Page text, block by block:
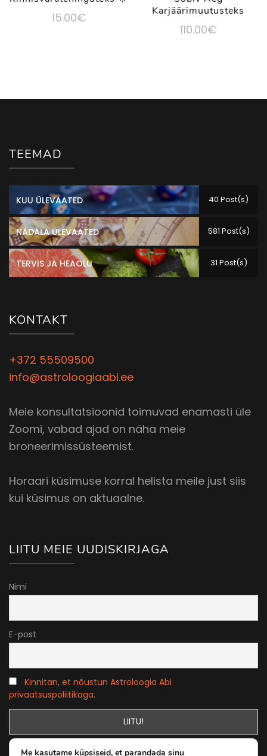
15.00€
Karjäärimuutusteks
110.00€
TEEMAD
KUU ÜLEVAATED 40 Post(s)
NÄDALA ÜLEVAATED 581 Post(s)
TERVIS JA HEAOLU 31 Post(s)
KONTAKT
+372 55509500
info@astroloogiaabi.ee
Meie konsultatsioonid toimuvad enamasti üle
Zoomi, vabad ajad on näha meie
broneerimissüsteemist.
Horaari küsimuse korral helista meile just siis
kui küsimus on aktuaalne.
LIITU MEIE UUDISKIRJAGA
Nimi
E-post
Kinnitan, et nõustun Astroloogia Abi
privaatsuspoliitikaga.
Me kasutame küpsiseid, et parandada sinu